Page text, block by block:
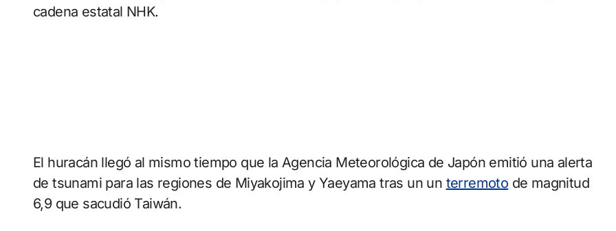
cadena estatal NHK.
El huracán llegó al mismo tiempo que la Agencia Meteorológica de Japón emitió una alerta
de tsunami para las regiones de Miyakojima y Yaeyama tras un un terremoto de magnitud
6,9 que sacudió Taiwán.